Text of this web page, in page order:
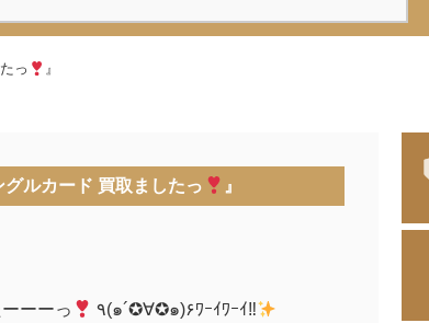
っ 』
ルカード 買取ましたっ 』
ーーっ ٩(๑´✪∀✪๑)۶ﾜｰｲﾜｰｲ‼︎